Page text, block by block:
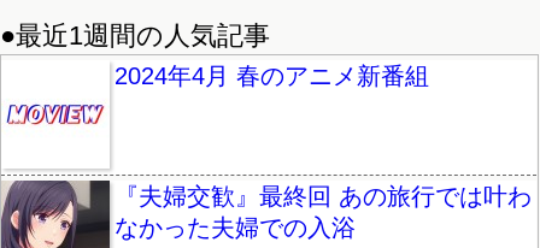
●最近1週間の人気記事
2024年4月 春のアニメ新番組
『夫婦交歓』最終回 あの旅行では叶わ
なかった夫婦での入浴